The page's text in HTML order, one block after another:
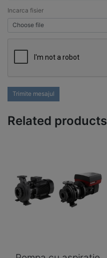
Incarca fisier
Choose file
Trimite mesajul
Related products